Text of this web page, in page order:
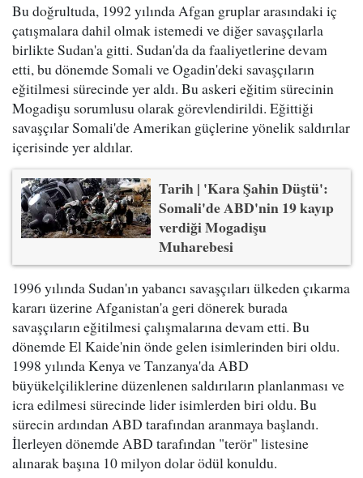
Bu doğrultuda, 1992 yılında Afgan gruplar arasındaki iç
çatışmalara dahil olmak istemedi ve diğer savaşçılarla
birlikte Sudan'a gitti. Sudan'da da faaliyetlerine devam
etti, bu dönemde Somali ve Ogadin'deki savaşçıların
eğitilmesi sürecinde yer aldı. Bu askeri eğitim sürecinin
Mogadişu sorumlusu olarak görevlendirildi. Eğittiği
savaşçılar Somali'de Amerikan güçlerine yönelik saldırılar
içerisinde yer aldılar.
Tarih | 'Kara Şahin Düştü':
Somali'de ABD'nin 19 kayıp
verdiği Mogadişu
Muharebesi
1996 yılında Sudan'ın yabancı savaşçıları ülkeden çıkarma
kararı üzerine Afganistan'a geri dönerek burada
savaşçıların eğitilmesi çalışmalarına devam etti. Bu
dönemde El Kaide'nin önde gelen isimlerinden biri oldu.
1998 yılında Kenya ve Tanzanya'da ABD
büyükelçiliklerine düzenlenen saldırıların planlanması ve
icra edilmesi sürecinde lider isimlerden biri oldu. Bu
sürecin ardından ABD tarafından aranmaya başlandı.
İlerleyen dönemde ABD tarafından "terör" listesine
alınarak başına 10 milyon dolar ödül konuldu.